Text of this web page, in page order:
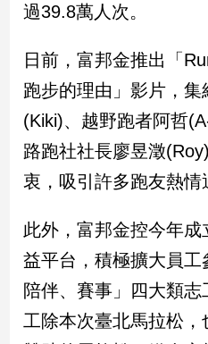
樂
娛
樂
星
流
行/
時
尚
追
星
活
過39.8萬人次。
日前，富邦金推出「
跑步的理由」影片，
(Kiki)、越野跑者阿哲
路跑社社長廖昱澂
衷，吸引許多跑友熱情
此外，富邦金控今年
益平台，積極擴大員工
陪伴、賽事」四大類
工除本次臺北馬拉松